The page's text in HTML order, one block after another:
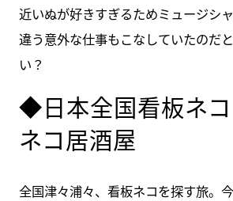
近いぬが好きすぎるためミュージシ
違う意外な仕事もこなしていたのだ
い？
◆日本全国看板ネ
ネコ居酒屋
全国津々浦々、看板ネコを探す旅。